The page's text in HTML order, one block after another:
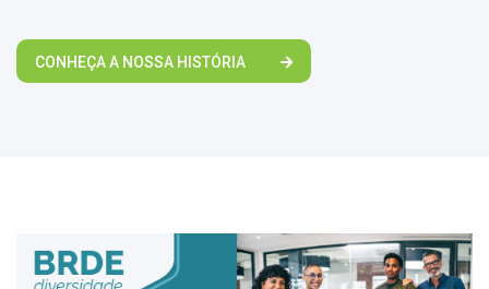
CONHEÇA A NOSSA HISTÓRIA